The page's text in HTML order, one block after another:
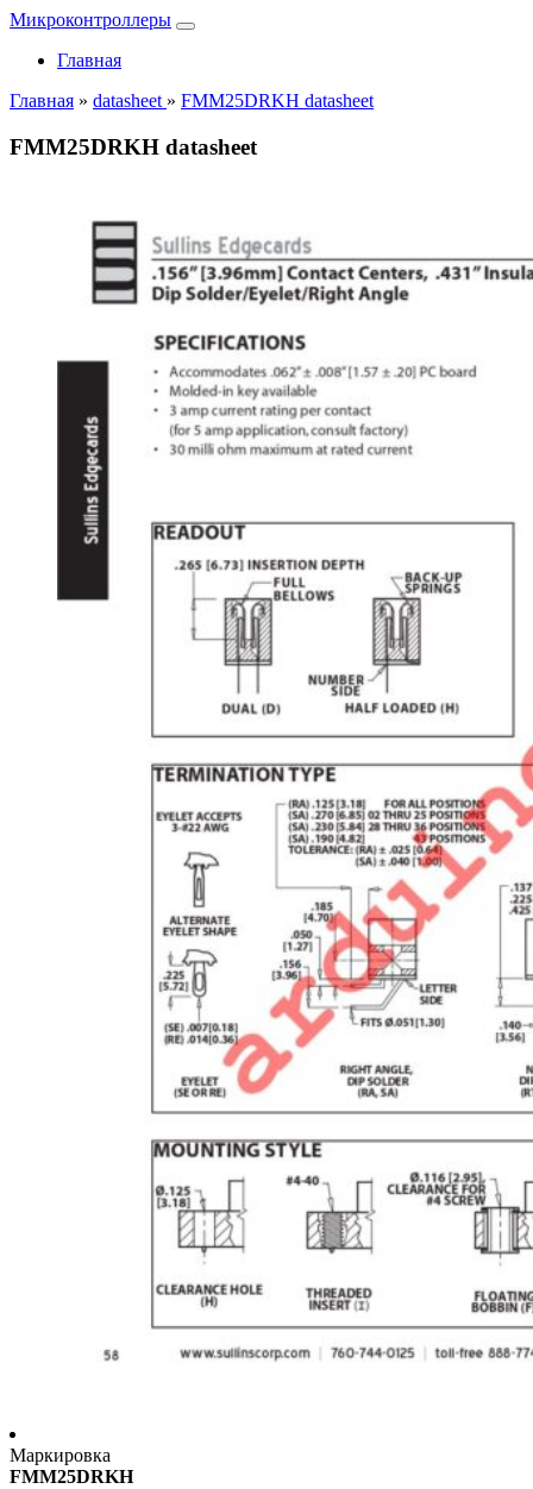
Микроконтроллеры
Главная
Главная » datasheet » FMM25DRKH datasheet
FMM25DRKH datasheet
Маркировка
FMM25DRKH